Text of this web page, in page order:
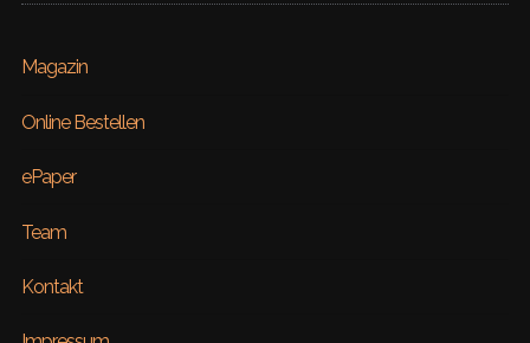
Magazin
Online Bestellen
ePaper
Team
Kontakt